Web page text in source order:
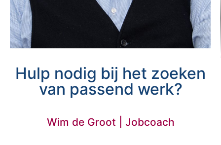
Hulp nodig bij het zoeken
van passend werk?
Wim de Groot | Jobcoach